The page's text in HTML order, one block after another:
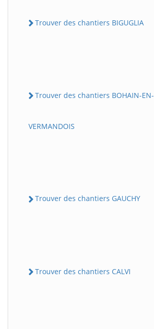
Trouver des chantiers BIGUGLIA
Trouver des chantiers BOHAIN-EN-
VERMANDOIS
Trouver des chantiers GAUCHY
Trouver des chantiers CALVI